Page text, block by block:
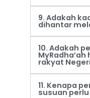
9. Adakah
dihantar
10. Adakah
rakyat
11. Kenapa
susuan